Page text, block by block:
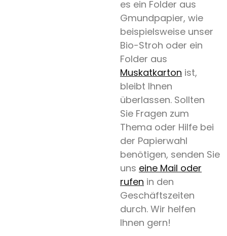
es ein Folder aus
Gmundpapier, wie
beispielsweise unser
Bio-Stroh oder ein
Folder aus
Muskatkarton ist,
bleibt Ihnen
überlassen. Sollten
Sie Fragen zum
Thema oder Hilfe bei
der Papierwahl
benötigen, senden Sie
uns eine Mail oder
rufen in den
Geschäftszeiten
durch. Wir helfen
Ihnen gern!